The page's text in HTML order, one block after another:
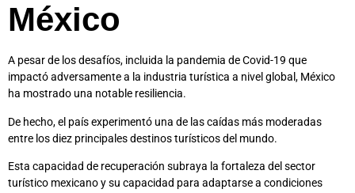
México
A pesar de los desafíos, incluida la pandemia de Covid-19 que
impactó adversamente a la industria turística a nivel global, México
ha mostrado una notable resiliencia.
De hecho, el país experimentó una de las caídas más moderadas
entre los diez principales destinos turísticos del mundo.
Esta capacidad de recuperación subraya la fortaleza del sector
turístico mexicano y su capacidad para adaptarse a condiciones